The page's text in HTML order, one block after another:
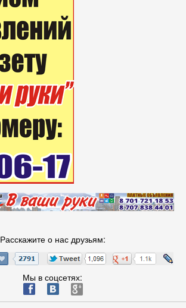
Расскажите о нас друзьям:
Мы в соцсетях:
ä æ è